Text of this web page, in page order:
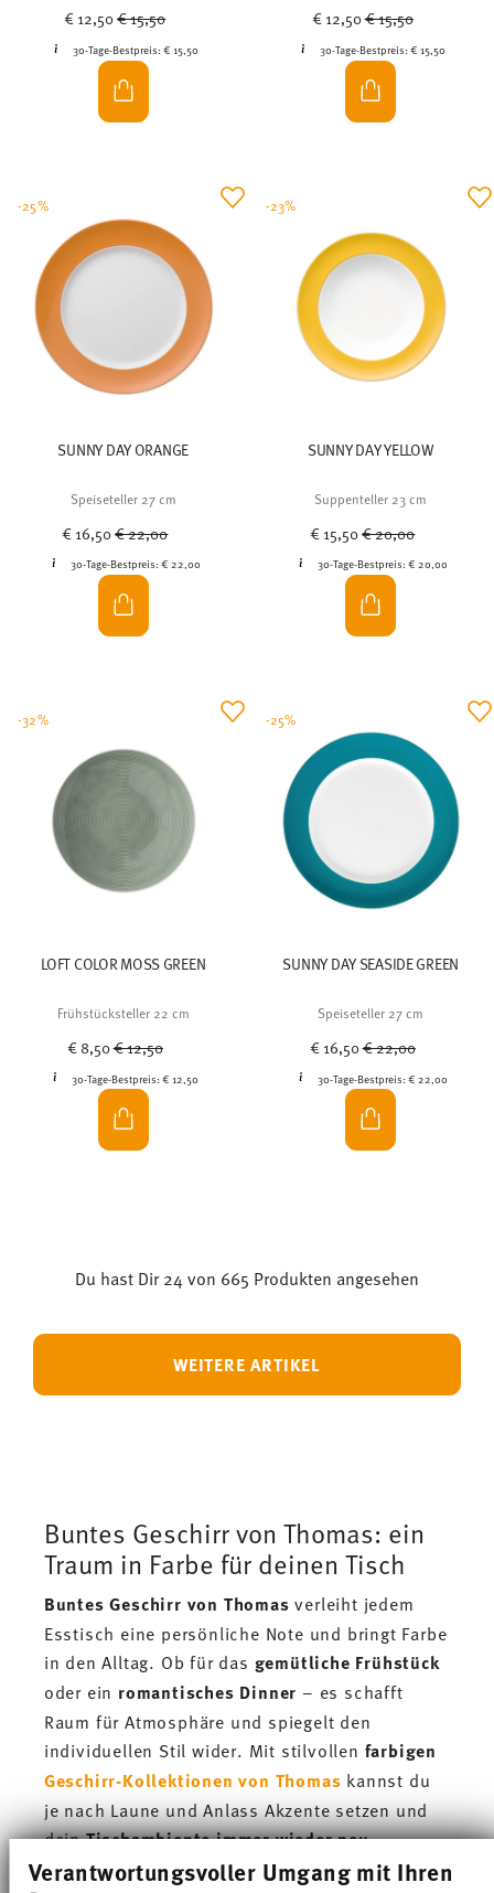
Verantwortungsvoller Umgang mit Ihren
€ 12,50Price reduced from
€ 15,50
30-Tage-Bestpreis: € 15,50
€ 12,50Price reduced from
€ 15,50
30-Tage-Bestpreis:€ 15,50
SUNNY DAY ORANGE
Speiseteller 27 cm
€ 16,50Price reduced from
€ 22,00
30-Tage-Bestpreis: € 22,00
-25%
SUNNY DAY YELLOW
Suppenteller 23 cm
€ 15,50Price reduced from
€ 20,00
30-Tage-Bestpreis:€ 20,00
-23%
LOFT COLOR MOSS GREEN
Frühstücksteller 22 cm
€ 8,50Price reduced from
€ 12,50
30-Tage-Bestpreis:€ 12,50
-32%
SUNNY DAY SEASIDE GREEN
Speiseteller 27 cm
€ 16,50Price reduced from
€ 22,00
30-Tage-Bestpreis:€ 22,00
-25%
Du hast Dir 24 von 665 Produkten angesehen
WEITERE ARTIKEL
Buntes Geschirr von Thomas: ein
Traum in Farbe für deinen Tisch
Buntes Geschirr von Thomas verleiht jedem
Esstisch eine persönliche Note und bringt Farbe
in den Alltag. Ob für das gemütliche Frühstück
oder ein romantisches Dinner – es schafft
Raum für Atmosphäre und spiegelt den
individuellen Stil wider. Mit stilvollen farbigen
Geschirr-Kollektionen von Thomas kannst du
je nach Laune und Anlass Akzente setzen und
deinTischambiente immer wieder neu
erfinden. Die Vielseitigkeit reicht vonzarten